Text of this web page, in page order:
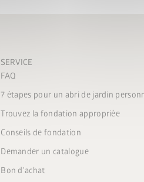
SERVICE
FAQ
7 étapes pour un abri de jardin
Trouvez la fondation appropriée
Conseils de fondation
Demander un catalogue
Bon d'achat